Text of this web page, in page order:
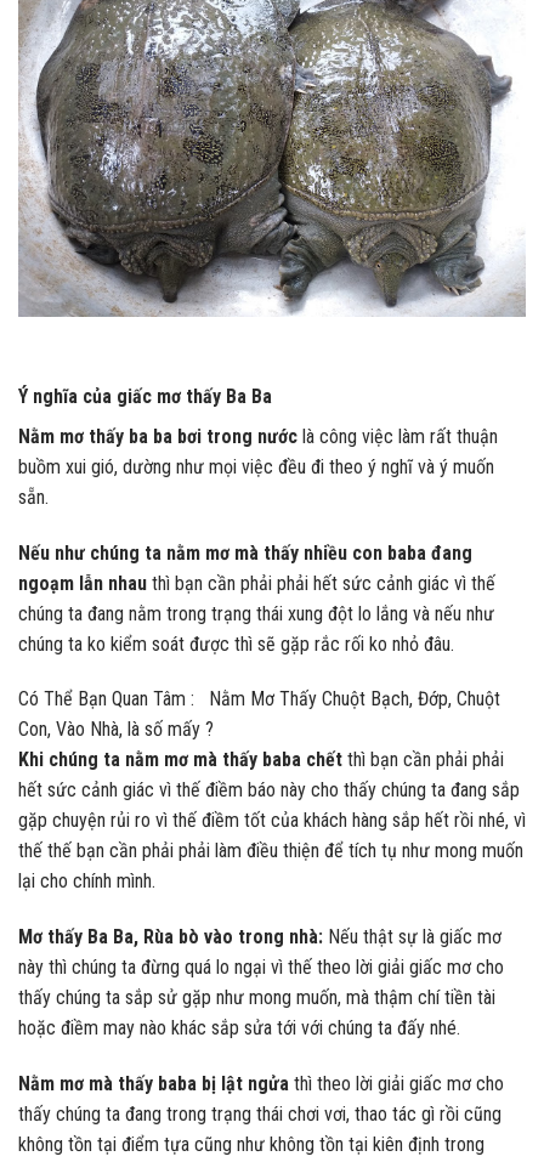
Ý nghĩa của giấc mơ thấy Ba Ba
Nằm mơ thấy ba ba bơi trong nước là công việc làm rất thuận
buồm xui gió, dường như mọi việc đều đi theo ý nghĩ và ý muốn
sẵn.
Nếu như chúng ta nằm mơ mà thấy nhiều con baba đang
ngoạm lẫn nhau thì bạn cần phải phải hết sức cảnh giác vì thế
chúng ta đang nằm trong trạng thái xung đột lo lắng và nếu như
chúng ta ko kiểm soát được thì sẽ gặp rắc rối ko nhỏ đâu.
Có Thể Bạn Quan Tâm :
Nằm Mơ Thấy Chuột Bạch, Đớp, Chuột
Con, Vào Nhà, là số mấy ?
Khi chúng ta nằm mơ mà thấy baba chết thì bạn cần phải phải
hết sức cảnh giác vì thế điềm báo này cho thấy chúng ta đang sắp
gặp chuyện rủi ro vì thế điềm tốt của khách hàng sắp hết rồi nhé, vì
thế thế bạn cần phải phải làm điều thiện để tích tụ như mong muốn
lại cho chính mình.
Mơ thấy Ba Ba, Rùa bò vào trong nhà: Nếu thật sự là giấc mơ
này thì chúng ta đừng quá lo ngại vì thế theo lời giải giấc mơ cho
thấy chúng ta sắp sử gặp như mong muốn, mà thậm chí tiền tài
hoặc điềm may nào khác sắp sửa tới với chúng ta đấy nhé.
Nằm mơ mà thấy baba bị lật ngửa thì theo lời giải giấc mơ cho
thấy chúng ta đang trong trạng thái chơi vơi, thao tác gì rồi cũng
không tồn tại điểm tựa cũng như không tồn tại kiên định trong